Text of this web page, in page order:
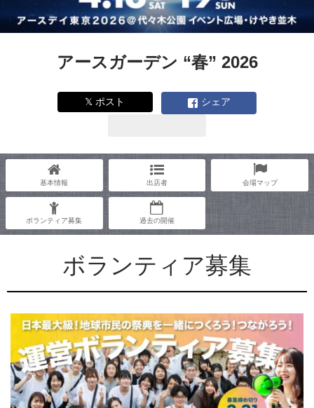
アースガーデン “春” 2026
𝕏 ポスト シェア
基本情報 出店者 会場マップ
ボランティア募集 過去の開催
ボランティア募集